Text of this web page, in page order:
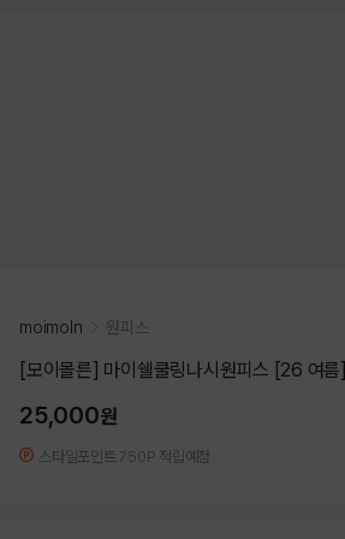
moimoln 원피스
[모이몰른] 마이쉘쿨링나시원피스 [26 여름]
25,000원
스타일포인트 750P 적립예정